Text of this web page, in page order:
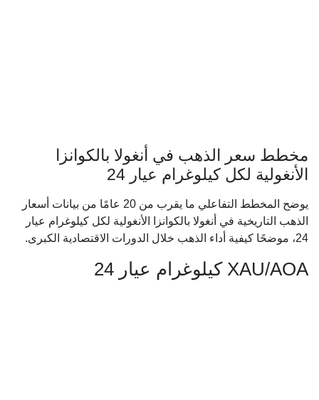
مخطط سعر الذهب في أنغولا بالكوانزا
الأنغولية لكل كيلوغرام عيار 24
يوضح المخطط التفاعلي ما يقرب من 20 عامًا من بيانات أسعار
الذهب التاريخية في أنغولا بالكوانزا الأنغولية لكل كيلوغرام عيار
24، موضحًا كيفية أداء الذهب خلال الدورات الاقتصادية الكبرى.
XAU/AOA كيلوغرام عيار 24